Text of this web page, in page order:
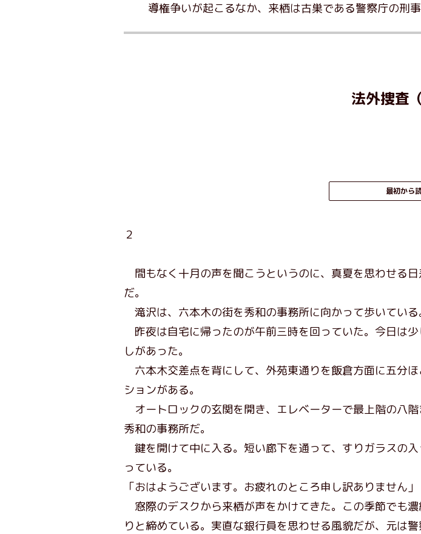
導権争いが起こるなか、来栖は古巣である警察庁の
法外捜査
最初から
２
間もなく十月の声を聞こうというのに、真夏を思わせる
だ。
滝沢は、六本木の街を秀和の事務所に向かって歩いている
昨夜は自宅に帰ったのが午前三時を回っていた。今日は
しがあった。
六本木交差点を背にして、外苑東通りを飯倉方面に五分
ションがある。
オートロックの玄関を開き、エレベーターで最上階の八
秀和の事務所だ。
鍵を開けて中に入る。短い廊下を通って、すりガラスの
っている。
「おはようございます。お疲れのところ申し訳ありません」
窓際のデスクから来栖が声をかけてきた。この季節でも
りと締めている。実直な銀行員を思わせる風貌だが、元は